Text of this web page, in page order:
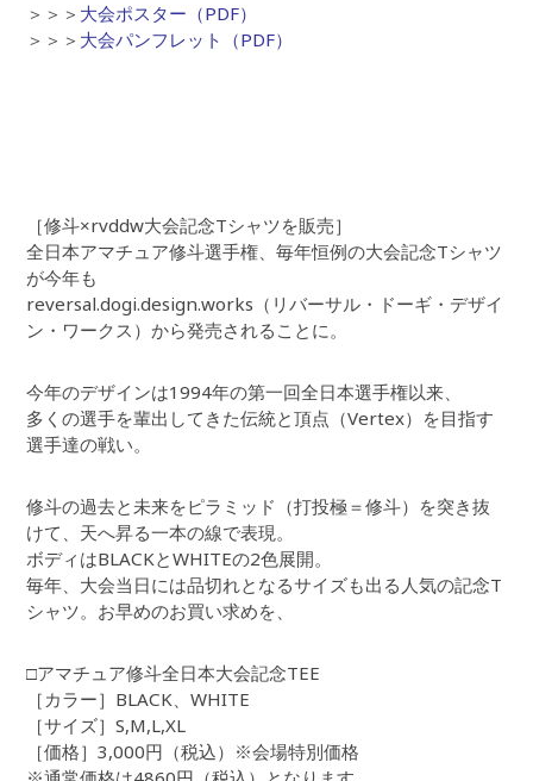
＞＞＞ 大会ポスター（PDF）
＞＞＞ 大会パンフレット（PDF）
［修斗×rvddw大会記念Tシャツを販売］
全日本アマチュア修斗選手権、毎年恒例の大会記念Tシャツ
が今年も
reversal.dogi.design.works（リバーサル・ドーギ・デザイ
ン・ワークス）から発売されることに。
今年のデザインは1994年の第一回全日本選手権以来、
多くの選手を輩出してきた伝統と頂点（Vertex）を目指す
選手達の戦い。
修斗の過去と未来をピラミッド（打投極＝修斗）を突き抜
けて、天へ昇る一本の線で表現。
ボディはBLACKとWHITEの2色展開。
毎年、大会当日には品切れとなるサイズも出る人気の記念T
シャツ。お早めのお買い求めを、
□アマチュア修斗全日本大会記念TEE
［カラー］BLACK、WHITE
［サイズ］S,M,L,XL
［価格］3,000円（税込）※会場特別価格